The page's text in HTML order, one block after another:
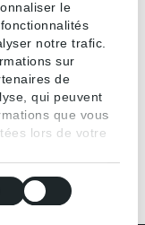
le
notre trafic.
sur
de
qui peuvent
que vous
lors de votre